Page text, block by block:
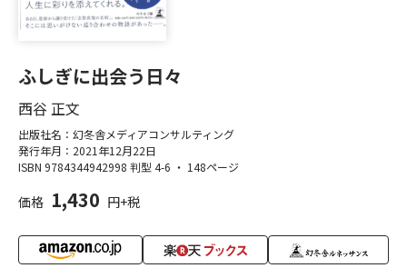
ふしぎに出会う日々
西谷 正文
出版社名：幻冬舎メディアコンサルティング
発行年月：2021年12月22日
ISBN 9784344942998 判型 4-6 ・ 148ページ
価格 1,430 円+税